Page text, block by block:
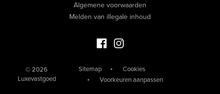
Algemene voorwaarden
Melden van illegale inhoud
Facebook Luxevastgoed
Instagram Luxevastgoed
© 2026
Luxevastgoed
Sitemap
Cookies
Voorkeuren aanpassen